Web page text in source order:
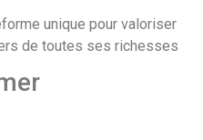
unique pour valoriser
de toutes ses richesses